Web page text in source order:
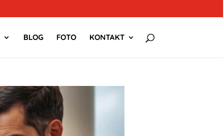
BLOG FOTO KONTAKT